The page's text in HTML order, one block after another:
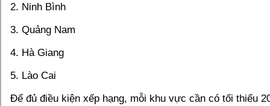
2. Ninh Bình
3. Quảng Nam
4. Hà Giang
5. Lào Cai
Để đủ điều kiện xếp hạng, mỗi khu vực cần có tối thiểu